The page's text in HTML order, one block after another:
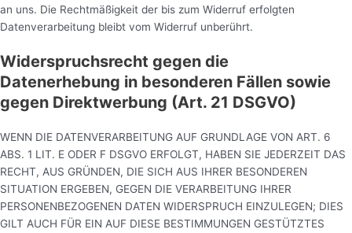
an uns. Die Rechtmäßigkeit der bis zum Widerruf erfolgten
Datenverarbeitung bleibt vom Widerruf unberührt.
Widerspruchsrecht gegen die
Datenerhebung in besonderen Fällen sowie
gegen Direktwerbung (Art. 21 DSGVO)
WENN DIE DATENVERARBEITUNG AUF GRUNDLAGE VON ART. 6
ABS. 1 LIT. E ODER F DSGVO ERFOLGT, HABEN SIE JEDERZEIT DAS
RECHT, AUS GRÜNDEN, DIE SICH AUS IHRER BESONDEREN
SITUATION ERGEBEN, GEGEN DIE VERARBEITUNG IHRER
PERSONENBEZOGENEN DATEN WIDERSPRUCH EINZULEGEN; DIES
GILT AUCH FÜR EIN AUF DIESE BESTIMMUNGEN GESTÜTZTES